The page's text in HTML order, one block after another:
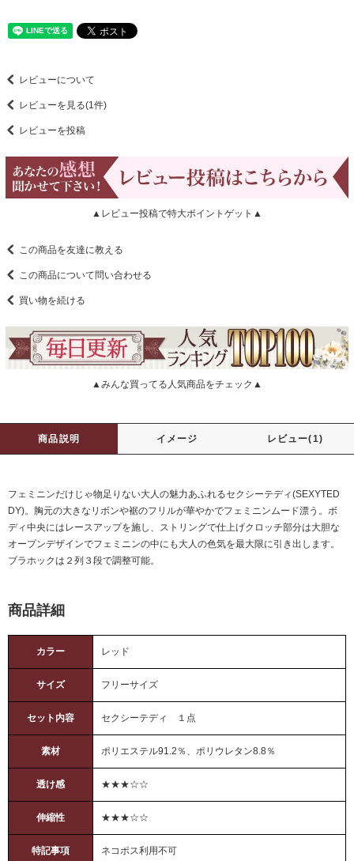
レビューについて
レビューを見る(1件)
レビューを投稿
▲レビュー投稿で特大ポイントゲット▲
この商品を友達に教える
この商品について問い合わせる
買い物を続ける
▲みんな買ってる人気商品をチェック▲
商品説明 イメージ レビュー(1)
フェミニンだけじゃ物足りない大人の魅力あふれるセクシーテディ(SEXYTED
DY)。胸元の大きなリボンや裾のフリルが華やかでフェミニンムード漂う。ボ
ディ中央にはレースアップを施し、ストリングで仕上げクロッチ部分は大胆な
オープンデザインでフェミニンの中にも大人の色気を最大限に引き出します。
ブラホックは２列３段で調整可能。
商品詳細
カラー レッド
サイズ フリーサイズ
セット内容 セクシーテディ １点
素材 ポリエステル91.2％、ポリウレタン8.8％
透け感 ★★★☆☆
伸縮性 ★★★☆☆
特記事項 ネコポス利用不可